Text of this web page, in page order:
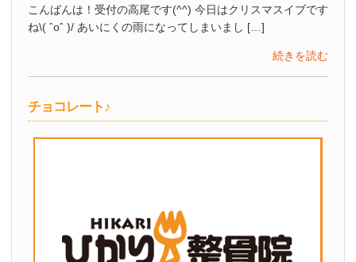
こんばんは！受付の高尾です(^^) 今日はクリスマスイブです
ね\( ˆoˆ )/ あいにくの雨になってしまいまし […]
続きを読む
チョコレート♪